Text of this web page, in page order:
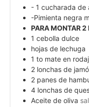
- 1 cucharada de
-Pimienta negra
PARA MONTAR
1 cebolla dulce
hojas de lechuga
1 to mate en
2 lonchas de
2 panes de
4 lonchas de
Aceite de oliva